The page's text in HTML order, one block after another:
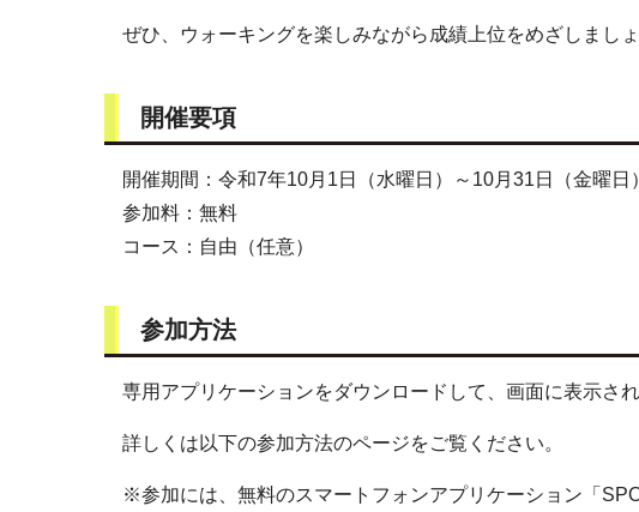
ぜひ、ウォーキングを楽しみながら成績上位をめざしましょ
開催要項
開催期間：令和7年10月1日（水曜日）～10月31日（金曜日）
参加料：無料
コース：自由（任意）
参加方法
専用アプリケーションをダウンロードして、画面に表示さ
詳しくは以下の参加方法のページをご覧ください。
※参加には、無料のスマートフォンアプリケーション「